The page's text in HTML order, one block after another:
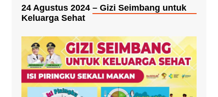
24 Agustus 2024 – Gizi Seimbang untuk
Keluarga Sehat